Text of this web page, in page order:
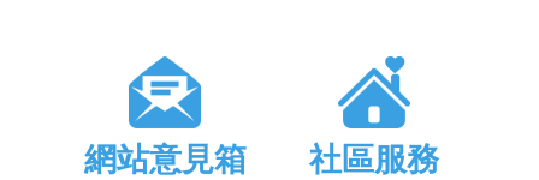
網站意見箱 社區服務